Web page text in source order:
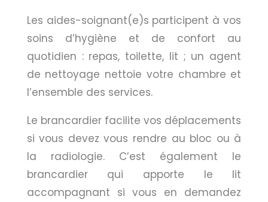
Les aides-soignant(e)s participent à vos
soins d’hygiène et de confort au
quotidien : repas, toilette, lit ; un agent
de nettoyage nettoie votre chambre et
l’ensemble des services.
Le brancardier facilite vos déplacements
si vous devez vous rendre au bloc ou à
la radiologie. C’est également le
brancardier qui apporte le lit
accompagnant si vous en demandez